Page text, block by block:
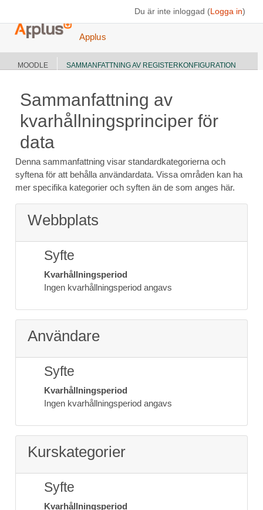
Du är inte inloggad (Logga in)
Applus
MOODLE SAMMANFATTNING AV REGISTERKONFIGURATION
Sammanfattning av
kvarhållningsprinciper för
data
Denna sammanfattning visar standardkategorierna och
syftena för att behålla användardata. Vissa områden kan ha
mer specifika kategorier och syften än de som anges här.
Webbplats
Syfte
Kvarhållningsperiod
Ingen kvarhållningsperiod angavs
Användare
Syfte
Kvarhållningsperiod
Ingen kvarhållningsperiod angavs
Kurskategorier
Syfte
Kvarhållningsperiod